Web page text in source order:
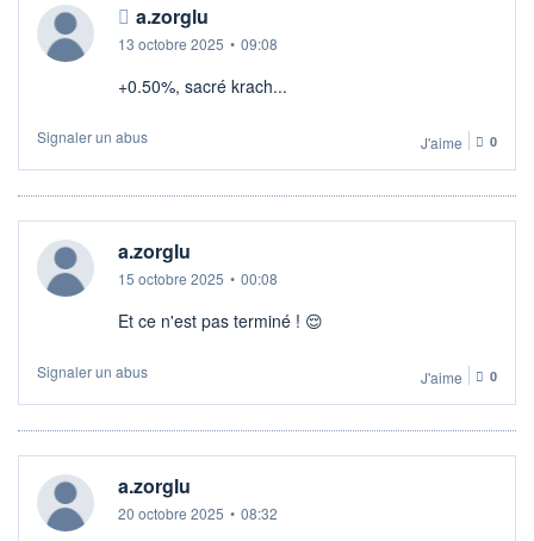
a.zorglu
13 octobre 2025 • 09:08
+0.50%, sacré krach...
Signaler un abus J'aime 0
a.zorglu
15 octobre 2025 • 00:08
Et ce n'est pas terminé ! 😌
Signaler un abus J'aime 0
a.zorglu
20 octobre 2025 • 08:32